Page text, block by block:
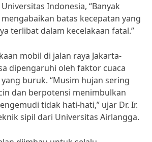
Indonesia, “Banyak
batas kecepatan yang
terlibat dalam kecelakaan fatal.”
mobil di jalan raya Jakarta-
dipengaruhi oleh faktor cuaca
buruk. “Musim hujan sering
dan berpotensi menimbulkan
tidak hati-hati,” ujar Dr. Ir.
sipil dari Universitas Airlangga.